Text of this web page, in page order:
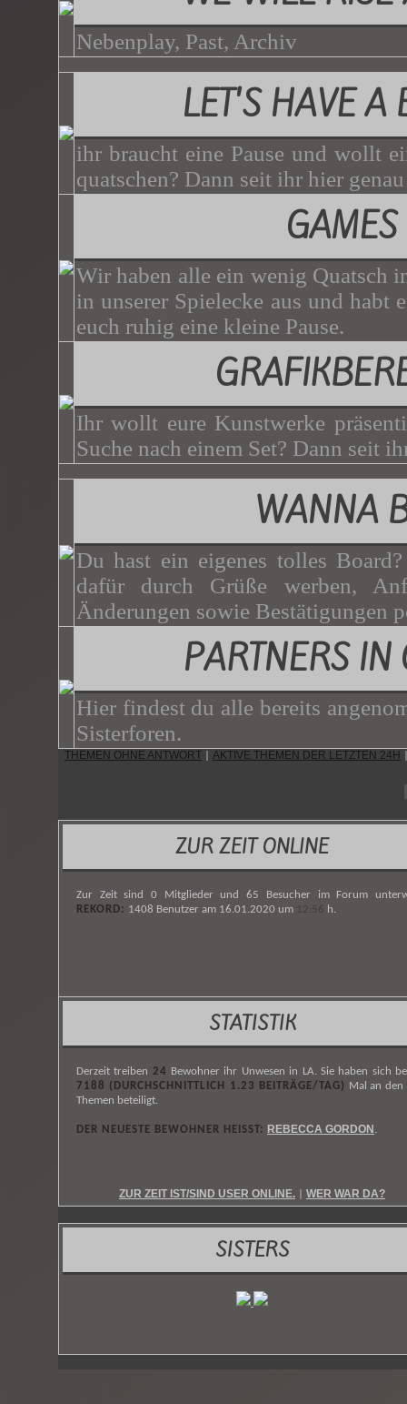
Nebenplay, Past, Archiv
LET'S HAVE A
ihr braucht eine Pause und wollt
quatschen? Dann seit ihr hier
GAMES
Wir haben alle ein wenig Quatsch
in unserer Spielecke aus und habt
euch ruhig eine kleine Pause.
Ihr wollt eure Kunstwerke
Suche nach einem Set? Dann seit
WANNA
Du hast ein eigenes tolles
dafür durch Grüße werben,
Änderungen sowie Bestätigungen
PARTNERS IN
Hier findest du alle bereits
Sisterforen.
THEMEN OHNE ANTWORT AKTIVE THEMEN DER LETZTEN 24H
ZUR ZEIT ONLINE
Zur Zeit sind 0 Mitglieder und 65 Besucher im Forum
REKORD: 1408 Benutzer am 16.01.2020 um 12:56 h.
STATISTIK
Derzeit treiben 24
Bewohner ihr Unwesen in LA. Sie haben sich
7188 (DURCHSCHNITTLICH 1.23 BEITRÄGE/TAG)
Mal an den
Themen beteiligt.
DER NEUESTE BEWOHNER HEISST: REBECCA GORDON .
ZUR ZEIT IST/SIND USER ONLINE. WER WAR DA?
SISTERS